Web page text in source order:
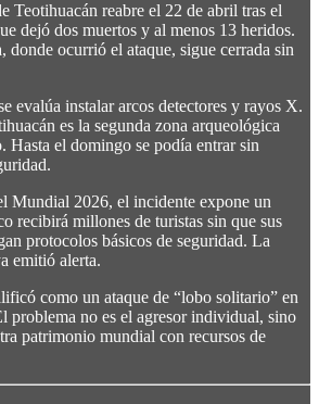
Teotihuacán reabre el 22 de abril tras el
dejó dos muertos y al menos 13 heridos.
donde ocurrió el ataque, sigue cerrada sin
evalúa instalar arcos detectores y rayos X.
es la segunda zona arqueológica
Hasta el domingo se podía entrar sin
Mundial 2026, el incidente expone un
recibirá millones de turistas sin que sus
protocolos básicos de seguridad. La
emitió alerta.
como un ataque de “lobo solitario” en
problema no es el agresor individual, sino
patrimonio mundial con recursos de